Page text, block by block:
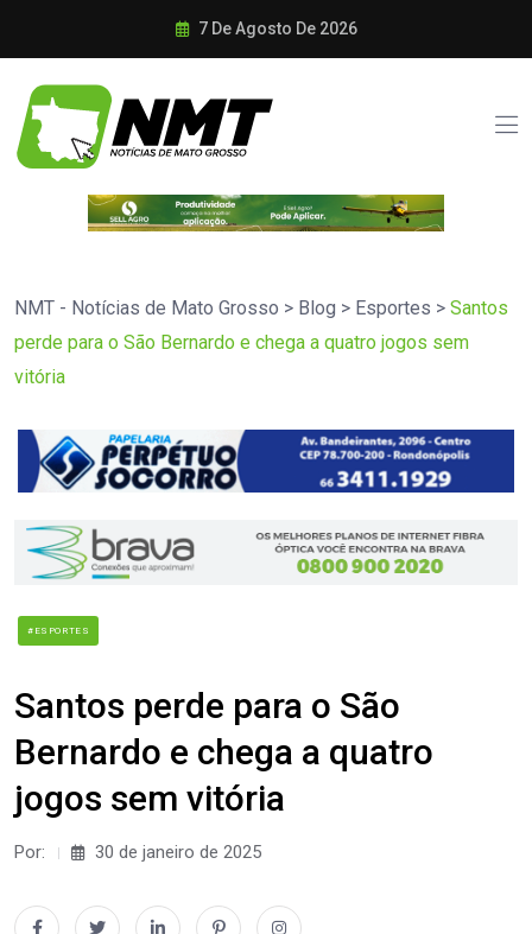
7 De Agosto De 2026
NMT - Notícias de Mato Grosso > Blog > Esportes > Santos
perde para o São Bernardo e chega a quatro jogos sem
vitória
#ESPORTES
Santos perde para o São
Bernardo e chega a quatro
jogos sem vitória
Por: 30 de janeiro de 2025